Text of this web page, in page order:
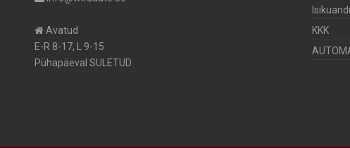
Avatud
E-R 8-17, L 9-15
Pühapäeval SULETUD
KKK